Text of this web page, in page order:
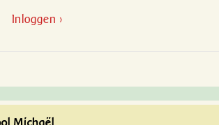
Inloggen ›